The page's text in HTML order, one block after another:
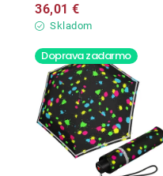
Skladom
36,01 €
Doprava zadarmo